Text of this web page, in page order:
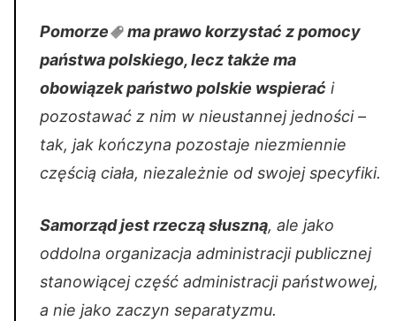
Pomorze
ma prawo korzystać z pomocy
państwa polskiego, lecz także ma
obowiązek państwo polskie wspierać i
pozostawać z nim w nieustannej jedności –
tak, jak kończyna pozostaje niezmiennie
częścią ciała, niezależnie od swojej specyfiki.
Samorząd jest rzeczą słuszną, ale jako
oddolna organizacja administracji publicznej
stanowiącej część administracji państwowej,
a nie jako zaczyn separatyzmu.